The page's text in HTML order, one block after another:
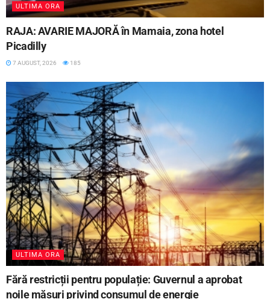
ULTIMA ORA
RAJA: AVARIE MAJORĂ în Mamaia, zona hotel
Picadilly
7 AUGUST, 2026 185
ULTIMA ORA
Fără restricții pentru populație: Guvernul a aprobat
noile măsuri privind consumul de energie